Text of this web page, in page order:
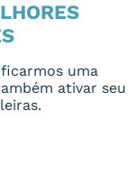
uma
ativar seu